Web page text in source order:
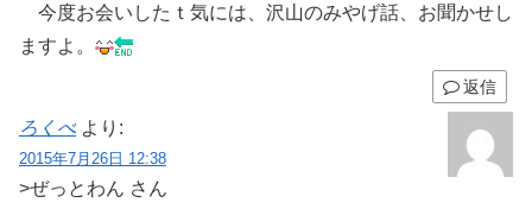
今度お会いしたｔ気には、沢山のみやげ話、お聞かせし
ますよ。
返信
ろくべ より:
2015年7月26日 12:38
>ぜっとわん さん